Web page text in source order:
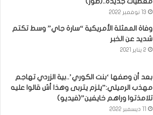
13 نوفمبر 2022
وفاة الممثلة الأمريكية “سارة جاي” وسط تكتم
شديد عن الخبر
2 يناير 2021
بعد أن وصفها ‘بنت الكوري’..بية الزردي تهاجم
مهذب الرميلي:”يلزم يتربى وهذا أش قالوا عليه
تلامذتوا وراهم خايفين”(فيديو)